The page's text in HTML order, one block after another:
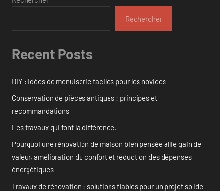
Rechercher
Recent Posts
DIY : Idées de menuiserie faciles pour les novices
Conservation de pièces antiques : principes et
recommandations
Les travaux qui font la différence.
Pourquoi une rénovation de maison bien pensée allie gain de
valeur, amélioration du confort et réduction des dépenses
énergétiques
Travaux de rénovation : solutions fiables pour un projet solide